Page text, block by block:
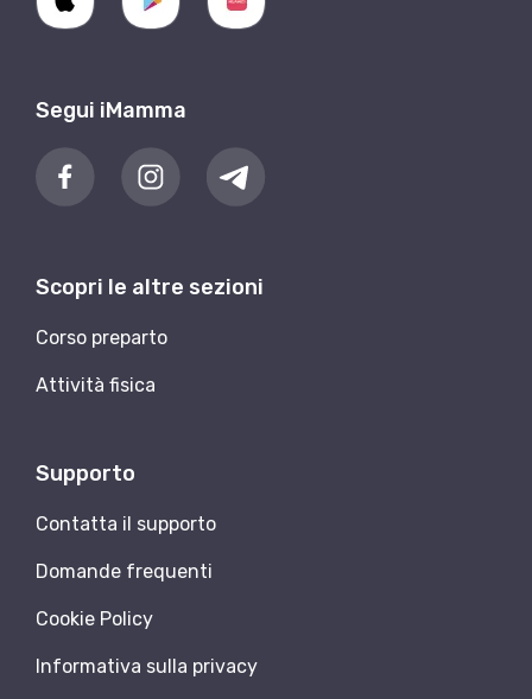
Segui iMamma
Scopri le altre sezioni
Corso preparto
Attività fisica
Supporto
Contatta il supporto
Domande frequenti
Cookie Policy
Informativa sulla privacy